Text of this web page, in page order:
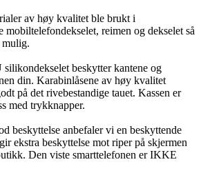
av høy kvalitet ble brukt i
mobiltelefondekselet, reimen og dekselet så
mulig.
beskytter kantene og
din. Karabinlåsene av høy kvalitet
på det rivebestandige tauet. Kassen er
med trykknapper.
beskyttelse anbefaler vi en beskyttende
ekstra beskyttelse mot riper på skjermen
Den viste smarttelefonen er IKKE